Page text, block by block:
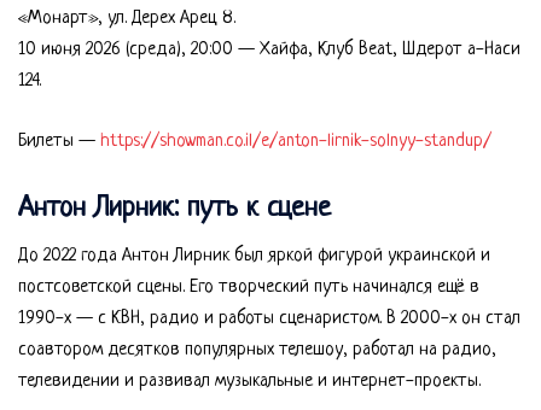
«Монарт», ул. Дерех Арец 8.
10 июня 2026 (среда), 20:00 — Хайфа, Клуб Beat, Шдерот а-Наси
124.
Билеты — https://showman.co.il/e/anton-lirnik-solnyy-standup/
Антон Лирник: путь к сцене
До 2022 года Антон Лирник был яркой фигурой украинской и
постсоветской сцены. Его творческий путь начинался ещё в
1990-х — с КВН, радио и работы сценаристом. В 2000-х он стал
соавтором десятков популярных телешоу, работал на радио,
телевидении и развивал музыкальные и интернет-проекты.